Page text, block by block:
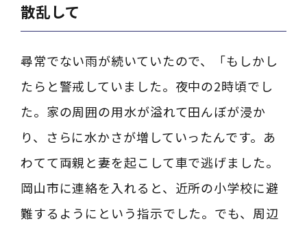
散乱して
尋常でない雨が続いていたので、「もしかし
たらと警戒していました。夜中の2時頃でし
た。家の周囲の用水が溢れて田んぼが浸か
り、さらに水かさが増していったんです。あ
わてて両親と妻を起こして車で逃げました。
岡山市に連絡を入れると、近所の小学校に避
難するようにという指示でした。でも、周辺